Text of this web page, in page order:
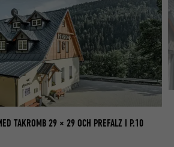
TAKROMB 29 × 29 OCH PREFALZ I P.10